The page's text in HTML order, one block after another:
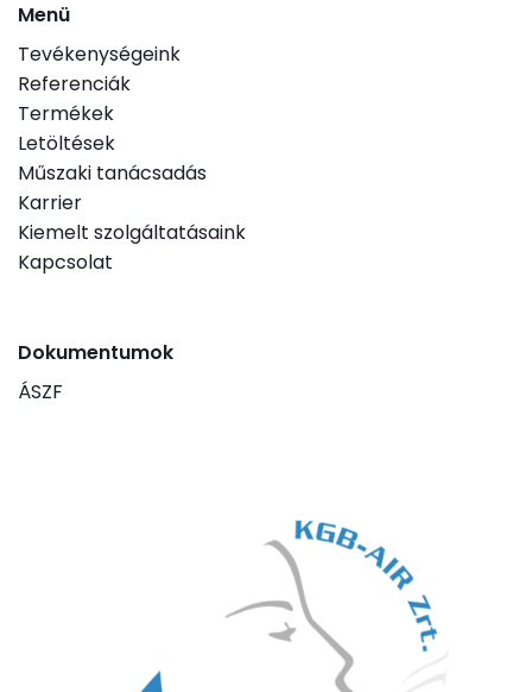
Menü
Tevékenységeink
Referenciák
Termékek
Letöltések
Műszaki tanácsadás
Karrier
Kiemelt szolgáltatásaink
Kapcsolat
Dokumentumok
ÁSZF